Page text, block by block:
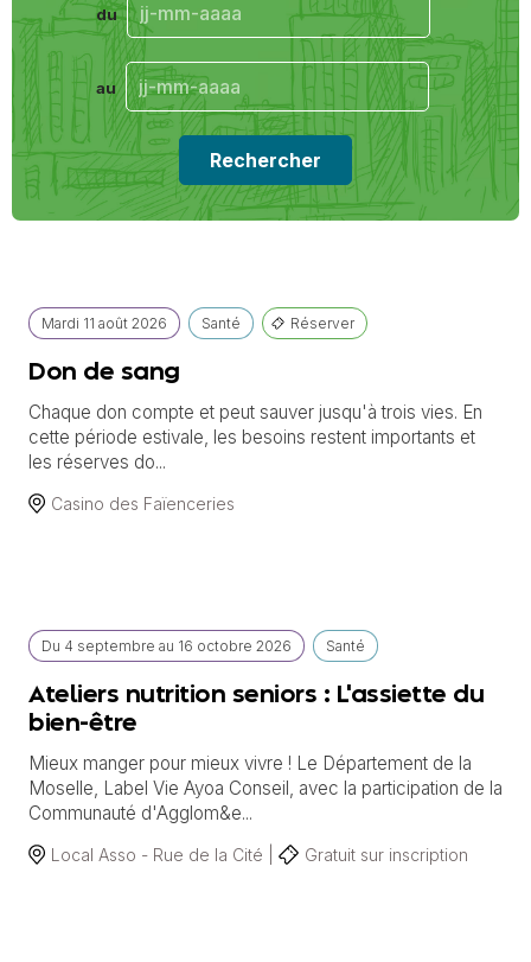
du
au
Mardi 11 août 2026 Santé Réserver
Don de sang
Chaque don compte et peut sauver jusqu'à trois vies. En
cette période estivale, les besoins restent importants et
les réserves do...
Casino des Faïenceries
Du 4 septembre au 16 octobre 2026 Santé
Ateliers nutrition seniors : L'assiette du
bien-être
Mieux manger pour mieux vivre ! Le Département de la
Moselle, Label Vie Ayoa Conseil, avec la participation de la
Communauté d'Agglom&e...
Local Asso - Rue de la Cité | Gratuit sur inscription